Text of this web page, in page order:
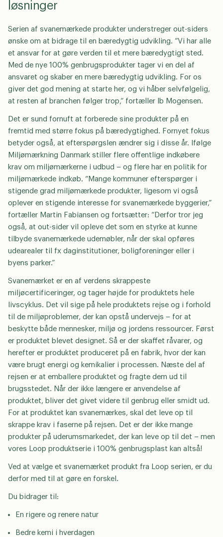
N
a
v
E
m
a
i
*
T
l
e
o
n
Virksomhed
Vælg venligst om din henvendelse handler om
legepladser eller byrum.
Legepladser
Byrumsinventar
GDPR Agreement *
Jeg accepterer, at mine data gemmes med henblik
på at modtage opfølgning på denne henvendelse
enhver tid trække mit samtykke tilbage.
send
løsninger
Serien af svanemærkede produkter understreger out-siders
ønske om at bidrage til en bæredygtig udvikling. ”Vi har alle
et ansvar for at gøre verden til et mere bæredygtigt sted.
Med de nye 100% genbrugsprodukter tager vi en del af
ansvaret og skaber en mere bæredygtig udvikling. For os
giver det god mening at starte her, og vi håber selvfølgelig,
at resten af branchen følger trop,” fortæller Ib Mogensen.
Det er sund fornuft at forberede sine produkter på en
fremtid med større fokus på bæredygtighed. Fornyet fokus
betyder også, at efterspørgslen ændrer sig i disse år. Ifølge
Miljømærkning Danmark stiller flere offentlige indkøbere
krav om miljømærkerne i udbud – og flere har en politik for
miljømærkede indkøb. “Mange kommuner efterspørger i
stigende grad miljømærkede produkter, ligesom vi også
oplever en stigende interesse for svanemærkede byggerier,”
fortæller Martin Fabiansen og fortsætter: “Derfor tror jeg
også, at out-sider vil opleve det som en styrke at kunne
tilbyde svanemærkede udemøbler, når der skal opføres
udearealer til fx daginstitutioner, boligforeninger eller i
byens parker.”
Svanemærket er en af verdens skrappeste
miljøcertificeringer, og tager højde for produktets hele
livscyklus. Det vil sige på hele produktets rejse og i forhold
til de miljøproblemer, der kan opstå undervejs – for at
beskytte både mennesker, miljø og jordens ressourcer. Først
er produktet blevet designet. Så er der skaffet råvarer, og
herefter er produktet produceret på en fabrik, hvor der kan
være brugt energi og kemikalier i processen. Næste del af
rejsen er at emballere produktet og fragte dem ud til
brugsstedet. Når der ikke længere er anvendelse af
produktet, bliver det givet videre til genbrug eller smidt ud.
For at produktet kan svanemærkes, skal det leve op til
skrappe krav i faserne på rejsen. Det er der ikke mange
produkter på uderumsmarkedet, der kan leve op til det – men
vores Loop produktserie i 100% genbrugsplast kan altså!
Ved at vælge et svanemærket produkt fra Loop serien, er du
derfor med til at gøre en forskel.
Du bidrager til:
En rigere og renere natur
Bedre kemi i hverdagen